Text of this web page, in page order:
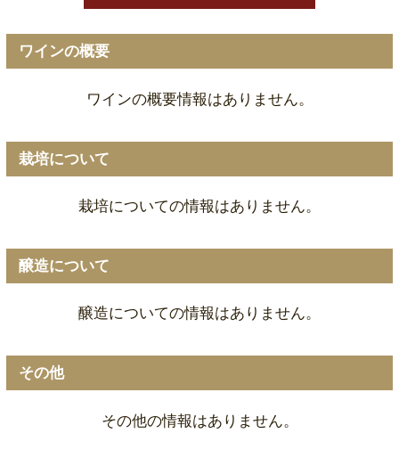
ワインの概要
ワインの概要情報はありません。
栽培について
栽培についての情報はありません。
醸造について
醸造についての情報はありません。
その他
その他の情報はありません。